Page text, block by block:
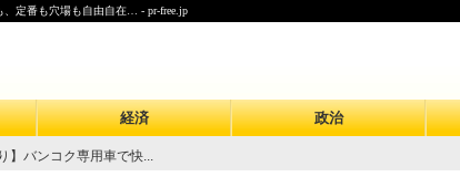
定番も穴場も自由自在… - pr-free.jp
経済 政治
】バンコク専用車で快...